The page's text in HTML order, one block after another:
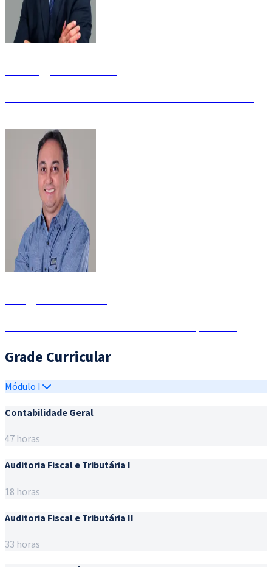
Rodrigo Machado
Grade Curricular
Módulo I
Contabilidade Geral
47 horas
Auditoria Fiscal e Tributária I
18 horas
Auditoria Fiscal e Tributária II
33 horas